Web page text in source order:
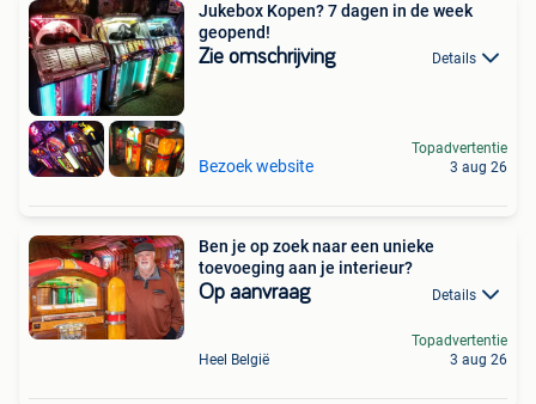
Jukebox Kopen? 7 dagen in de week
geopend!
Zie omschrijving Details
Bezoek website
Topadvertentie
3 aug 26
Ben je op zoek naar een unieke
toevoeging aan je interieur?
Op aanvraag Details
Heel België
Topadvertentie
3 aug 26